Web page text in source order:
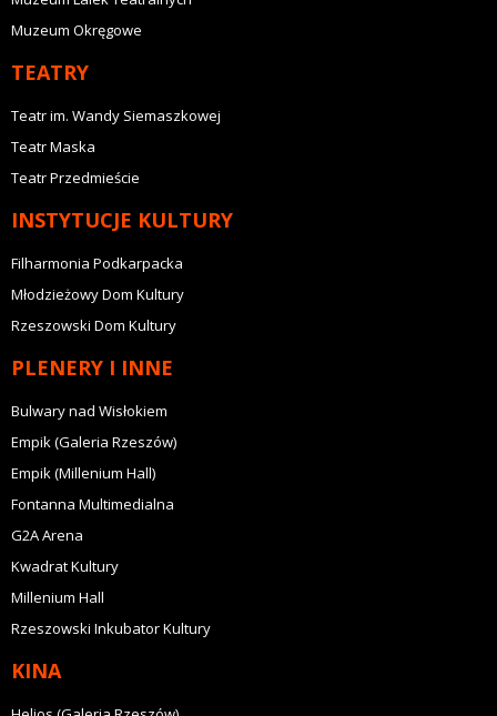
Muzeum Okręgowe
TEATRY
Teatr im. Wandy Siemaszkowej
Teatr Maska
Teatr Przedmieście
INSTYTUCJE KULTURY
Filharmonia Podkarpacka
Młodzieżowy Dom Kultury
Rzeszowski Dom Kultury
PLENERY I INNE
Bulwary nad Wisłokiem
Empik (Galeria Rzeszów)
Empik (Millenium Hall)
Fontanna Multimedialna
G2A Arena
Kwadrat Kultury
Millenium Hall
Rzeszowski Inkubator Kultury
KINA